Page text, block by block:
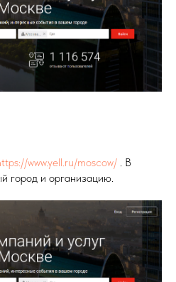
www.yell.ru/moscow/ . В
город и организацию.